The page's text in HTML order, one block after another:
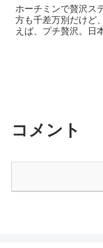
ホーチミンで贅沢ス
方も千差万別だけど
えば、プチ贅沢。日
コメント